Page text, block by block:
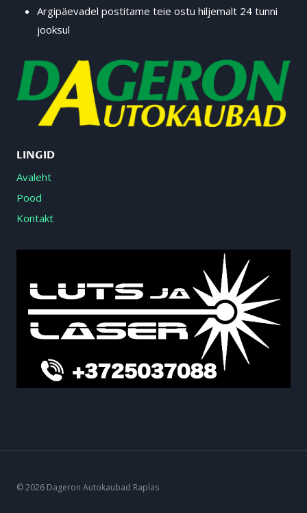
Argipäevadel postitame teie ostu hiljemalt 24 tunni
jooksul
LINGID
Avaleht
Pood
Kontakt
© 2026 Dageron Autokaubad Raplas